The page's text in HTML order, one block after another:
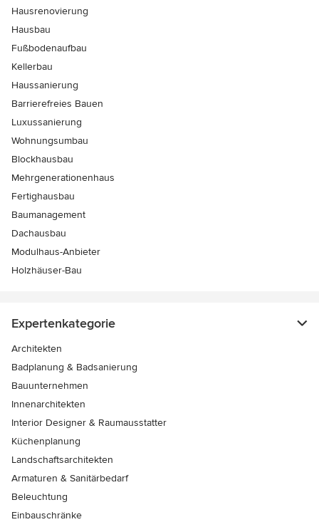
Hausrenovierung
Hausbau
Fußbodenaufbau
Kellerbau
Haussanierung
Barrierefreies Bauen
Luxussanierung
Wohnungsumbau
Blockhausbau
Mehrgenerationenhaus
Fertighausbau
Baumanagement
Dachausbau
Modulhaus-Anbieter
Holzhäuser-Bau
Expertenkategorie
Architekten
Badplanung & Badsanierung
Bauunternehmen
Innenarchitekten
Interior Designer & Raumausstatter
Küchenplanung
Landschaftsarchitekten
Armaturen & Sanitärbedarf
Beleuchtung
Einbauschränke